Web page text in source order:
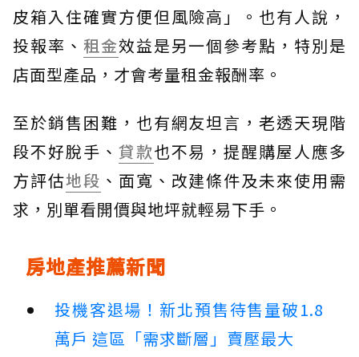
皮箱入住確實方便但風險高」。也有人說，
投報率、 租金效益是另一個參考點，特別是
店面型產品，才會考量租金報酬率。
至於銷售困難，也有網友坦言，老透天現階
段不好脫手、 貸款也不易，提醒購屋人應多
方評估地段 、面寬、改建條件及未來使用需
求，別單看開價與地坪就輕易下手。
房地產推薦新聞
投機客退場！新北預售待售量破1.8
萬戶 這區「需求斷層」賣壓最大